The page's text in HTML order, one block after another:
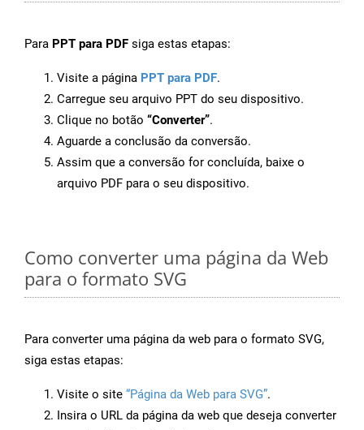
Para PPT para PDF siga estas etapas:
Visite a página PPT para PDF.
Carregue seu arquivo PPT do seu dispositivo.
Clique no botão “Converter”.
Aguarde a conclusão da conversão.
Assim que a conversão for concluída, baixe o
arquivo PDF para o seu dispositivo.
Como converter uma página da Web
para o formato SVG
Para converter uma página da web para o formato SVG,
siga estas etapas:
Visite o site “Página da Web para SVG”.
Insira o URL da página da web que deseja converter